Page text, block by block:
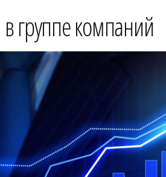
группе компаний